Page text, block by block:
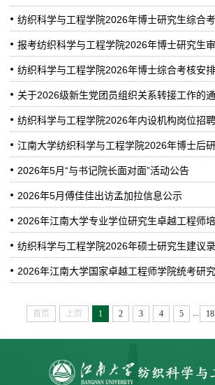
纺织科学与工程学院2026年博士研究生综合考核成绩（第
报考纺织科学与工程学院2026年博士研究生审核通过名单（
纺织科学与工程学院2026年博士综合考核安排（第
关于2026级新生党团员组织关系转接工作的
纺织科学与工程学院2026年内设机构岗位招
江南大学纺织科学与工程学院2026年博士后研究人员招
2026年5月“与书记院长面对面”活动公告
2026年5月傅佳佳出访孟加拉信息公示
2026年江南大学专业学位研究生卓越工程师培养项目（卓工专项）建议
纺织科学与工程学院2026年硕士研究生建议
2026年江南大学国家卓越工程师学院统考研究生招生选拔工作（卓
首页 上页 1 2 3 4 5 18